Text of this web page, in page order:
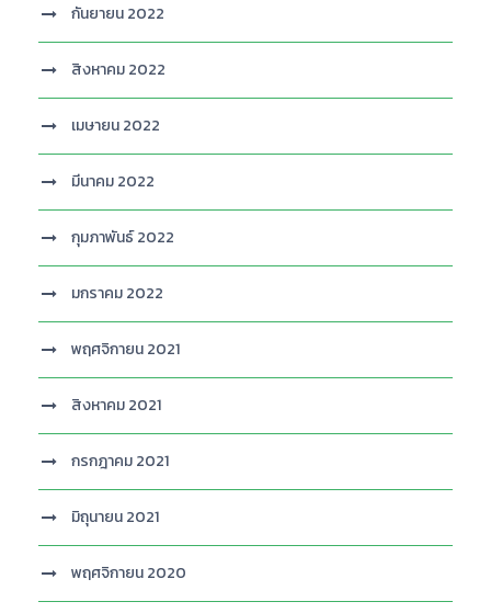
กันยายน 2022
สิงหาคม 2022
เมษายน 2022
มีนาคม 2022
กุมภาพันธ์ 2022
มกราคม 2022
พฤศจิกายน 2021
สิงหาคม 2021
กรกฎาคม 2021
มิถุนายน 2021
พฤศจิกายน 2020